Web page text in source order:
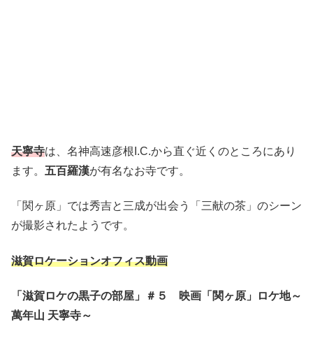
天寧寺は、名神高速彦根I.C.から直ぐ近くのところにあり
ます。 五百羅漢が有名なお寺です。
「関ヶ原」では秀吉と三成が出会う「三献の茶」のシーン
が撮影されたようです。
滋賀ロケーションオフィス動画
「滋賀ロケの黒子の部屋」＃５ 映画「関ヶ原」ロケ地～
萬年山 天寧寺～